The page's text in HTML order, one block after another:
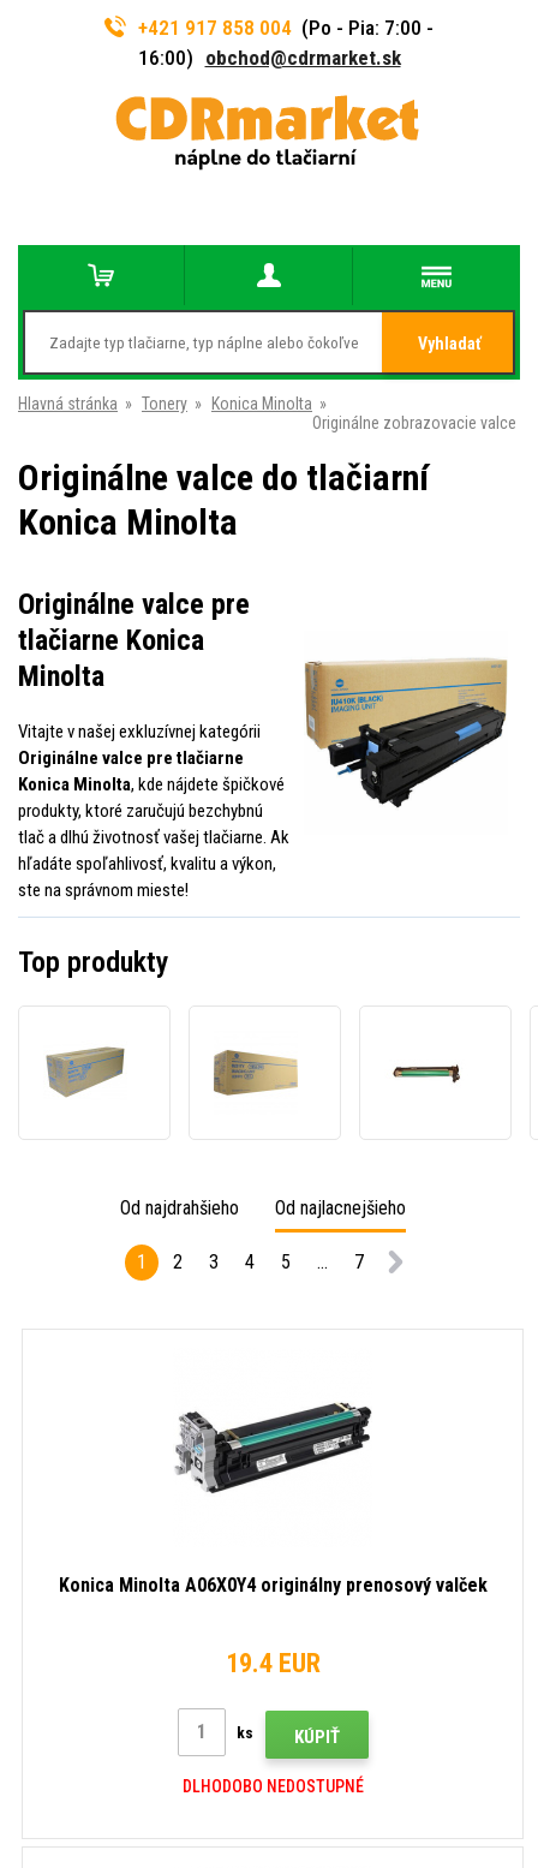
+421 917 858 004 (Po - Pia: 7:00 -
16:00) obchod@cdrmarket.sk
Vyhladať
Hlavná stránka » Tonery » Konica Minolta »
Originálne zobrazovacie valce
Originálne valce do tlačiarní
Konica Minolta
Originálne valce pre
tlačiarne Konica
Minolta
Vitajte v našej exkluzívnej kategórii
Originálne valce pre tlačiarne
Konica Minolta, kde nájdete špičkové
produkty, ktoré zaručujú bezchybnú
tlač a dlhú životnosť vašej tlačiarne. Ak
hľadáte spoľahlivosť, kvalitu a výkon,
ste na správnom mieste!
Top produkty
ACVF0KD
(cyan)
(yellow)
Od najdrahšieho Od najlacnejšieho
1 2 3 4 5 ... 7
Konica Minolta A06X0Y4 originálny prenosový valček
19.4 EUR
ks KÚPIŤ
DLHODOBO NEDOSTUPNÉ